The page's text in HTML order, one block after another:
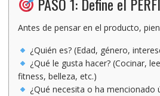
Antes de pensar en el producto,
¿Quién es?(Edad, género,
¿Qué le gusta hacer?(Cocinar,
fitness, belleza, etc.)
¿Qué necesita o ha mencionado